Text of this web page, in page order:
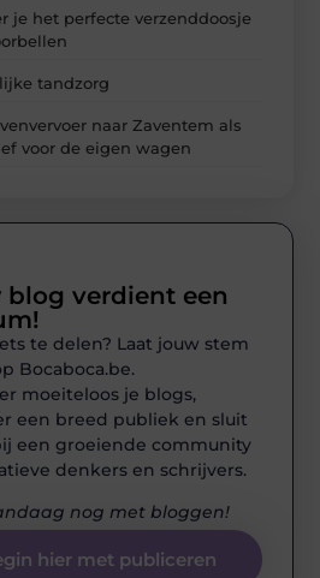
je het perfecte verzenddoosje
tandzorg
naar Zaventem als
voor de eigen wagen
blog verdient een
te delen? Laat jouw stem
Bocaboca.be.
moeiteloos je blogs,
een breed publiek en sluit
een groeiende community
denkers en schrijvers.
nog met bloggen!
hier met publiceren